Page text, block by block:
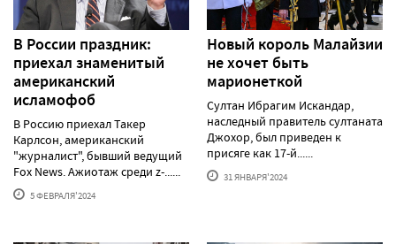
В России праздник:
приехал знаменитый
американский
исламофоб
В Россию приехал Такер
Карлсон, американский
"журналист", бывший ведущий
Fox News. Ажиотаж среди z-......
5 ФЕВРАЛЯ'2024
Новый король Малайзии
не хочет быть
марионеткой
Султан Ибрагим Искандар,
наследный правитель султаната
Джохор, был приведен к
присяге как 17-й......
31 ЯНВАРЯ'2024